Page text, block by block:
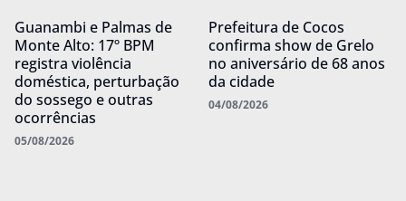
Guanambi e Palmas de
Monte Alto: 17º BPM
registra violência
doméstica, perturbação
do sossego e outras
ocorrências
05/08/2026
Prefeitura de Cocos
confirma show de Grelo
no aniversário de 68 anos
da cidade
04/08/2026